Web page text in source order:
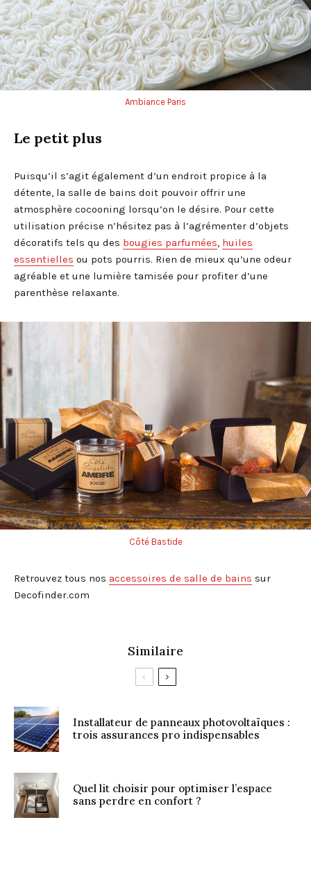
Ambiance Paris
Le petit plus
Puisqu’il s’agit également d’un endroit propice à la
détente, la salle de bains doit pouvoir offrir une
atmosphère cocooning lorsqu’on le désire. Pour cette
utilisation précise n’hésitez pas à l’agrémenter d’objets
décoratifs tels qu des bougies parfumées, huiles
essentielles ou pots pourris. Rien de mieux qu’une odeur
agréable et une lumière tamisée pour profiter d’une
parenthèse relaxante.
Côté Bastide
Retrouvez tous nos accessoires de salle de bains sur
Decofinder.com
Similaire
Installateur de panneaux photovoltaïques :
trois assurances pro indispensables
Quel lit choisir pour optimiser l’espace
sans perdre en confort ?